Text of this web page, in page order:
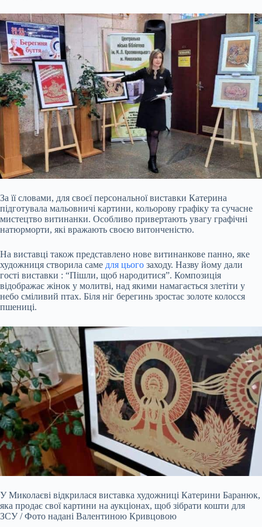
За її словами, для своєї персональної виставки Катерина
підготувала мальовничі картини, кольорову графіку та сучасне
мистецтво витинанки. Особливо привертають увагу графічні
натюрморти, які вражають своєю витонченістю.
На виставці також представлено нове витинанкове панно, яке
художниця створила саме для цього заходу. Назву йому дали
гості виставки : “Пішли, щоб народитися”. Композиція
відображає жінок у молитві, над якими намагається злетіти у
небо сміливий птах. Біля ніг берегинь зростає золоте колосся
пшениці.
У Миколаєві відкрилася виставка художниці Катерини Баранюк,
яка продає свої картини на аукціонах, щоб зібрати кошти для
ЗСУ / Фото надані Валентиною Кривцовою